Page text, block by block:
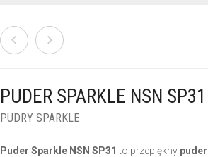
PUDER SPARKLE NSN
PUDRY SPARKLE
Puder Sparkle NSN SP31 to przepiękny